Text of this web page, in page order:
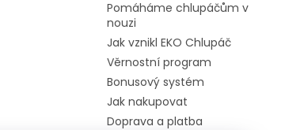
Pomáháme chlupáčům v
nouzi
Jak vznikl EKO Chlupáč
Věrnostní program
Bonusový systém
Jak nakupovat
Doprava a platba